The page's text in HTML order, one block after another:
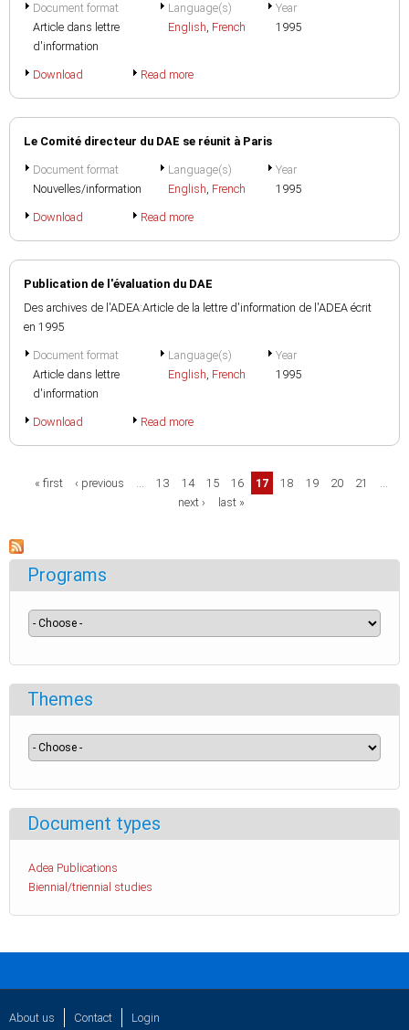
Document format
Article dans lettre
d'information
Language(s)
English, French
Year
1995
Download Read more
Le Comité directeur du DAE se réunit à Paris
Document format
Nouvelles/information
Language(s)
English, French
Year
1995
Download Read more
Publication de l'évaluation du DAE
Des archives de l'ADEA:Article de la lettre d'information de l'ADEA écrit
en 1995
Document format
Article dans lettre
d'information
Language(s)
English, French
Year
1995
Download Read more
Pages
« first ‹ previous … 13 14 15 16 17 18 19 20 21
…
next ›
last »
Programs
Themes
Document types
Adea Publications
Biennial/triennial studies
About us Contact Login